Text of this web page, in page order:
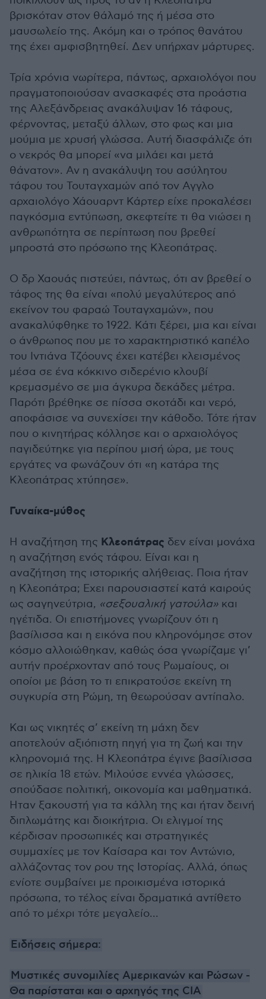
βρισκόταν στον θάλαμό της ή μέσα στο
μαυσωλείο της. Ακόμη και ο τρόπος θανάτου
της έχει αμφισβητηθεί. Δεν υπήρχαν μάρτυρες.
Τρία χρόνια νωρίτερα, πάντως, αρχαιολόγοι που
πραγματοποιούσαν ανασκαφές στα προάστια
της Αλεξάνδρειας ανακάλυψαν 16 τάφους,
φέρνοντας, μεταξύ άλλων, στο φως και μια
μούμια με χρυσή γλώσσα. Αυτή διασφάλιζε ότι
ο νεκρός θα μπορεί «να μιλάει και μετά
θάνατον». Αν η ανακάλυψη του ασύλητου
τάφου του Τουταγχαμών από τον Αγγλο
αρχαιολόγο Χάουαρντ Κάρτερ είχε προκαλέσει
παγκόσμια εντύπωση, σκεφτείτε τι θα νιώσει η
ανθρωπότητα σε περίπτωση που βρεθεί
μπροστά στο πρόσωπο της Κλεοπάτρας.
Ο δρ Χαουάς πιστεύει, πάντως, ότι αν βρεθεί ο
τάφος της θα είναι «πολύ μεγαλύτερος από
εκείνον του φαραώ Τουταγχαμών», που
ανακαλύφθηκε το 1922. Κάτι ξέρει, μια και είναι
ο άνθρωπος που με το χαρακτηριστικό καπέλο
του Ιντιάνα Τζόουνς έχει κατέβει κλεισμένος
μέσα σε ένα κόκκινο σιδερένιο κλουβί
κρεμασμένο σε μια άγκυρα δεκάδες μέτρα.
Παρότι βρέθηκε σε πίσσα σκοτάδι και νερό,
αποφάσισε να συνεχίσει την κάθοδο. Τότε ήταν
που ο κινητήρας κόλλησε και ο αρχαιολόγος
παγιδεύτηκε για περίπου μισή ώρα, με τους
εργάτες να φωνάζουν ότι «η κατάρα της
Κλεοπάτρας χτύπησε».
Γυναίκα-μύθος
Η αναζήτηση της Κλεοπάτρας δεν είναι μονάχα
η αναζήτηση ενός τάφου. Είναι και η
αναζήτηση της ιστορικής αλήθειας. Ποια ήταν
η Κλεοπάτρα; Εχει παρουσιαστεί κατά καιρούς
ως σαγηνεύτρια, «σεξουαλική γατούλα» και
ηγέτιδα. Οι επιστήμονες γνωρίζουν ότι η
βασίλισσα και η εικόνα που κληρονόμησε στον
κόσμο αλλοιώθηκαν, καθώς όσα γνωρίζαμε γι’
αυτήν προέρχονταν από τους Ρωμαίους, οι
οποίοι με βάση το τι επικρατούσε εκείνη τη
συγκυρία στη Ρώμη, τη θεωρούσαν αντίπαλο.
Και ως νικητές σ’ εκείνη τη μάχη δεν
αποτελούν αξιόπιστη πηγή για τη ζωή και την
κληρονομιά της. Η Κλεοπάτρα έγινε βασίλισσα
σε ηλικία 18 ετών. Μιλούσε εννέα γλώσσες,
σπούδασε πολιτική, οικονομία και μαθηματικά.
Ηταν ξακουστή για τα κάλλη της και ήταν δεινή
διπλωμάτης και διοικήτρια. Οι ελιγμοί της
κέρδισαν προσωπικές και στρατηγικές
συμμαχίες με τον Καίσαρα και τον Αντώνιο,
αλλάζοντας τον ρου της Ιστορίας. Αλλά, όπως
ενίοτε συμβαίνει με προικισμένα ιστορικά
πρόσωπα, το τέλος είναι δραματικά αντίθετο
από το μέχρι τότε μεγαλείο...
Ειδήσεις σήμερα:
Μυστικές συνομιλίες Αμερικανών και Ρώσων -
Θα παρίσταται και ο αρχηγός της CIA